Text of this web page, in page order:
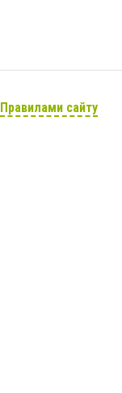
Правилами сайту